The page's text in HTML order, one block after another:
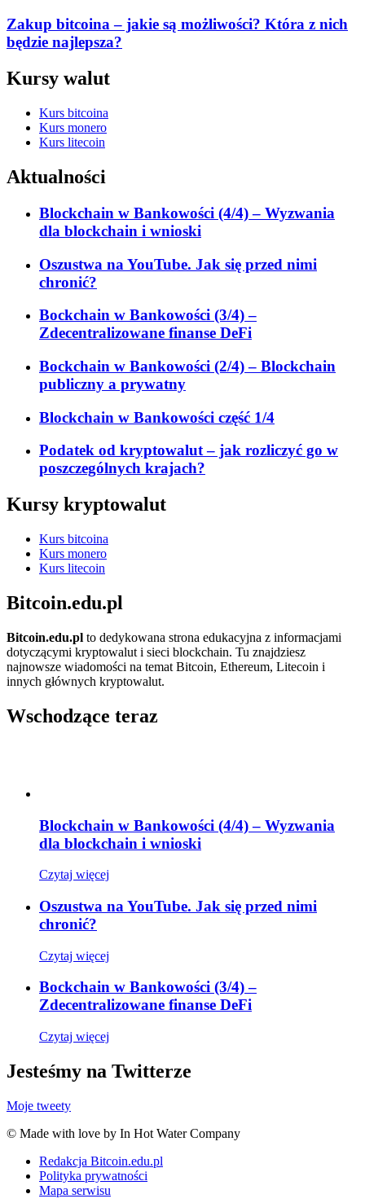
Zakup bitcoina – jakie są możliwości? Która z nich
będzie najlepsza?
Kursy walut
Kurs bitcoina
Kurs monero
Kurs litecoin
Aktualności
Blockchain w Bankowości (4/4) – Wyzwania
dla blockchain i wnioski
Oszustwa na YouTube. Jak się przed nimi
chronić?
Bockchain w Bankowości (3/4) –
Zdecentralizowane finanse DeFi
Bockchain w Bankowości (2/4) – Blockchain
publiczny a prywatny
Blockchain w Bankowości część 1/4
Podatek od kryptowalut – jak rozliczyć go w
poszczególnych krajach?
Kursy kryptowalut
Kurs bitcoina
Kurs monero
Kurs litecoin
Bitcoin.edu.pl
Bitcoin.edu.pl to dedykowana strona edukacyjna z informacjami
dotyczącymi kryptowalut i sieci blockchain. Tu znajdziesz
najnowsze wiadomości na temat Bitcoin, Ethereum, Litecoin i
innych głównych kryptowalut.
Wschodzące teraz
Blockchain w Bankowości (4/4) – Wyzwania
dla blockchain i wnioski
Czytaj więcej
Oszustwa na YouTube. Jak się przed nimi
chronić?
Czytaj więcej
Bockchain w Bankowości (3/4) –
Zdecentralizowane finanse DeFi
Czytaj więcej
Jesteśmy na Twitterze
Moje tweety
© Made with love by In Hot Water Company
Redakcja Bitcoin.edu.pl
Polityka prywatności
Mapa serwisu